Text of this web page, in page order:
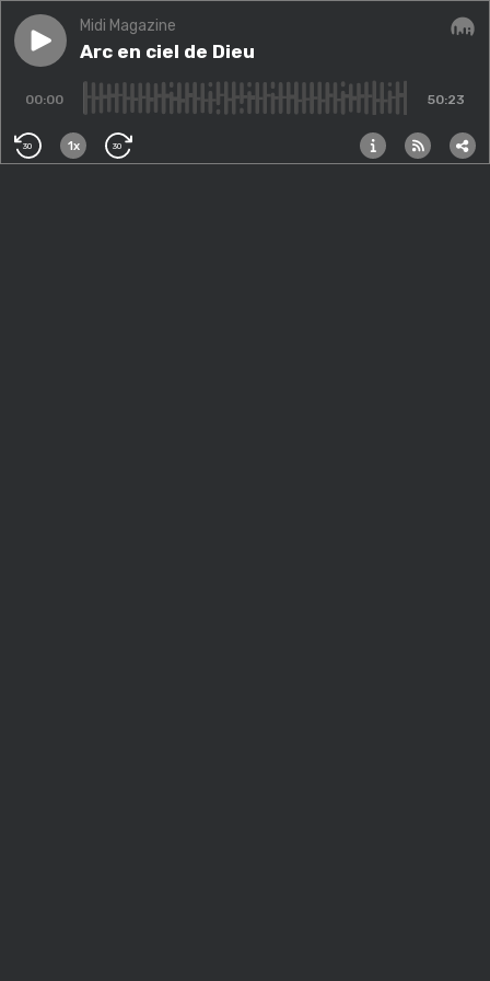
Play episodeArc en ciel de Dieu
Midi Magazine
Arc en ciel de Dieu
00:00 50:23
30 1x 30